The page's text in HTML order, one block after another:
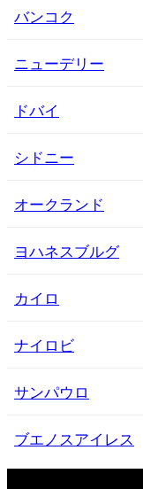
バンコク
ニューデリー
ドバイ
シドニー
オークランド
ヨハネスブルグ
カイロ
ナイロビ
サンパウロ
ブエノスアイレス